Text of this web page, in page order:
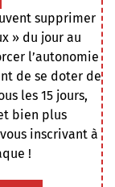
supprimer
» du jour au
l’autonomie
de se doter de
les 15 jours,
bien plus
inscrivant à
!